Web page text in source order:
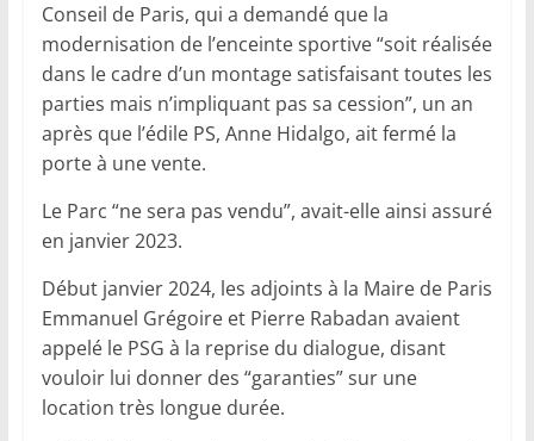
Conseil de Paris, qui a demandé que la
modernisation de l’enceinte sportive “soit réalisée
dans le cadre d’un montage satisfaisant toutes les
parties mais n’impliquant pas sa cession”, un an
après que l’édile PS, Anne Hidalgo, ait fermé la
porte à une vente.
Le Parc “ne sera pas vendu”, avait-elle ainsi assuré
en janvier 2023.
Début janvier 2024, les adjoints à la Maire de Paris
Emmanuel Grégoire et Pierre Rabadan avaient
appelé le PSG à la reprise du dialogue, disant
vouloir lui donner des “garanties” sur une
location très longue durée.